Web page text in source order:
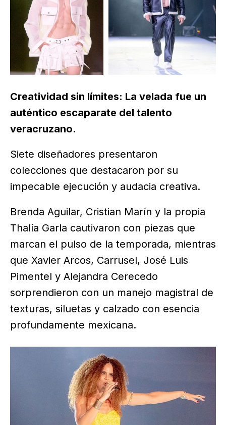
Creatividad sin límites: La velada fue un
auténtico escaparate del talento
veracruzano.
Siete diseñadores presentaron
colecciones que destacaron por su
impecable ejecución y audacia creativa.
Brenda Aguilar, Cristian Marín y la propia
Thalía Garla cautivaron con piezas que
marcan el pulso de la temporada, mientras
que Xavier Arcos, Carrusel, José Luis
Pimentel y Alejandra Cerecedo
sorprendieron con un manejo magistral de
texturas, siluetas y calzado con esencia
profundamente mexicana.